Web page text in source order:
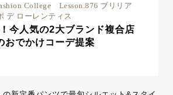
College Lesson.876 ブリリア
デ ローレンティス
今人気の2大ブランド複合店
おでかけコーデ提案